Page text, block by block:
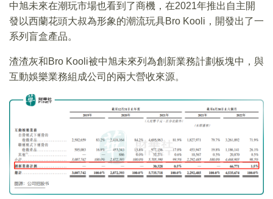
中旭未來在潮玩市場也看到了商機，在2021年推出自主開
發以西蘭花頭大叔為形象的潮流玩具Bro Kooli，開發出了一
系列盲盒產品。
渣渣灰和Bro Kooli被中旭未來列為創新業務計劃板塊中，與
互動娛樂業務組成公司的兩大營收來源。